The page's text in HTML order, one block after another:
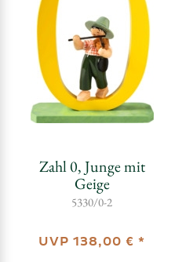
Zahl 0, Junge mit
Geige
5330/0-2
UVP 138,00 € *